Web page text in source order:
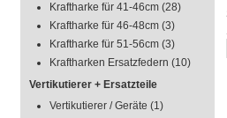
Kraftharke für 41-46cm (28)
Kraftharke für 46-48cm (3)
Kraftharke für 51-56cm (3)
Kraftharken Ersatzfedern (10)
Vertikutierer + Ersatzteile
Vertikutierer / Geräte (1)